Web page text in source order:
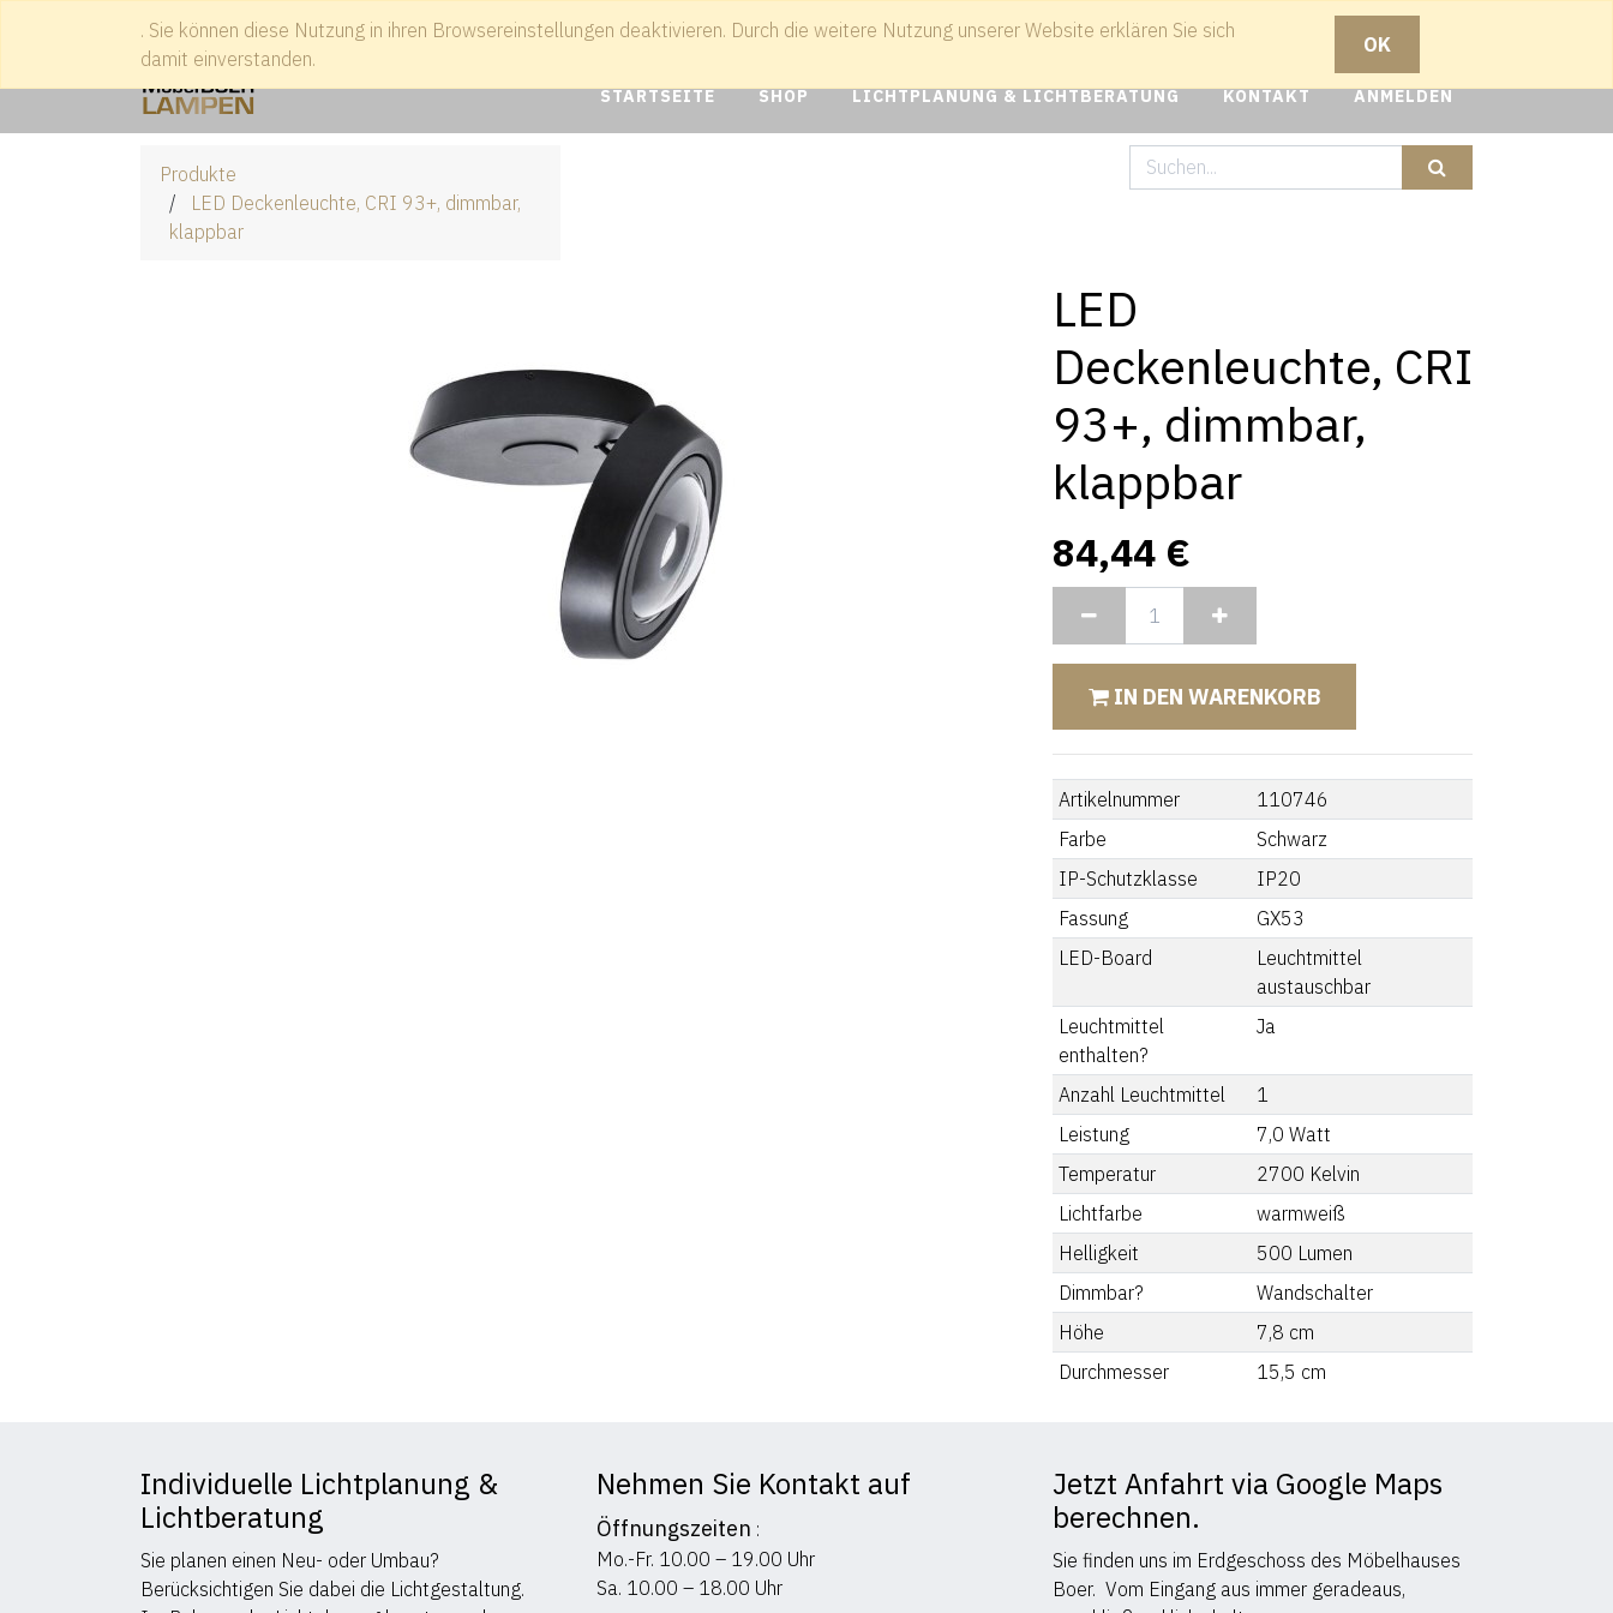
. Sie können diese Nutzung in ihren Browsereinstellungen deaktivieren. Durch die weitere Nutzung unserer Website erklären Sie sich
damit einverstanden.
OK
Treffen Sie uns +49 2541 938041 info@boer-lampen.de
STARTSEITE SHOP LICHTPLANUNG & LICHTBERATUNG KONTAKT ANMELDEN
Produkte
LED Deckenleuchte, CRI 93+, dimmbar,
klappbar
LED
Deckenleuchte, CRI
93+, dimmbar,
klappbar
84,44 €
IN DEN WARENKORB
Artikelnummer
110746
Farbe
Schwarz
IP-Schutzklasse
IP20
Fassung
GX53
LED-Board
Leuchtmittel
austauschbar
Leuchtmittel
enthalten?
Ja
Anzahl Leuchtmittel
1
Leistung
7,0 Watt
Temperatur
2700 Kelvin
Lichtfarbe
warmweiß
Helligkeit
500 Lumen
Dimmbar?
Wandschalter
Höhe
7,8 cm
Durchmesser
15,5 cm
Individuelle Lichtplanung &
Lichtberatung
Sie planen einen Neu- oder Umbau?
Berücksichtigen Sie dabei die Lichtgestaltung.
Nehmen Sie Kontakt auf
Öffnungszeiten :
Mo.-Fr. 10.00 – 19.00 Uhr
Sa. 10.00 – 18.00 Uhr
Jetzt Anfahrt via Google Maps
berechnen.
Sie finden uns im Erdgeschoss des Möbelhauses
Boer. Vom Eingang aus immer geradeaus,